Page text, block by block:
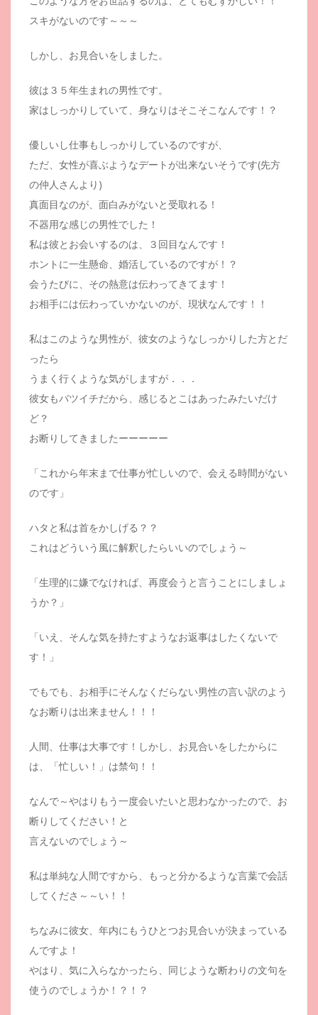
スキがないのです～～～
しかし、お見合いをしました。
彼は３５年生まれの男性です。
家はしっかりしていて、身なりはそこそこなんです！？
優しいし仕事もしっかりしているのですが、
ただ、女性が喜ぶようなデートが出来ないそうです(先方
の仲人さんより)
真面目なのが、面白みがないと受取れる！
不器用な感じの男性でした！
私は彼とお会いするのは、３回目なんです！
ホントに一生懸命、婚活しているのですが！？
会うたびに、その熱意は伝わってきてます！
お相手には伝わっていかないのが、現状なんです！！
私はこのような男性が、彼女のようなしっかりした方とだ
ったら
うまく行くような気がしますが．．．
彼女もバツイチだから、感じるとこはあったみたいだけ
ど？
お断りしてきましたーーーーー
「これから年末まで仕事が忙しいので、会える時間がない
のです」
ハタと私は首をかしげる？？
これはどういう風に解釈したらいいのでしょう～
「生理的に嫌でなければ、再度会うと言うことにしましょ
うか？」
「いえ、そんな気を持たすようなお返事はしたくないで
す！」
でもでも、お相手にそんなくだらない男性の言い訳のよう
なお断りは出来ません！！！
人間、仕事は大事です！しかし、お見合いをしたからに
は、「忙しい！」は禁句！！
なんで～やはりもう一度会いたいと思わなかったので、お
断りしてください！と
言えないのでしょう～
私は単純な人間ですから、もっと分かるような言葉で会話
してくださ～～い！！
ちなみに彼女、年内にもうひとつお見合いが決まっている
んですよ！
やはり、気に入らなかったら、同じような断わりの文句を
使うのでしょうか！？！？